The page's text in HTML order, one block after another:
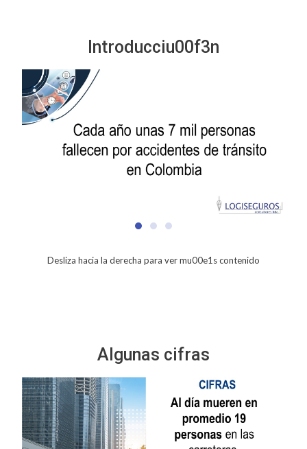
Introducciu00f3n
Desliza hacia la derecha para ver mu00e1s contenido
Algunas cifras